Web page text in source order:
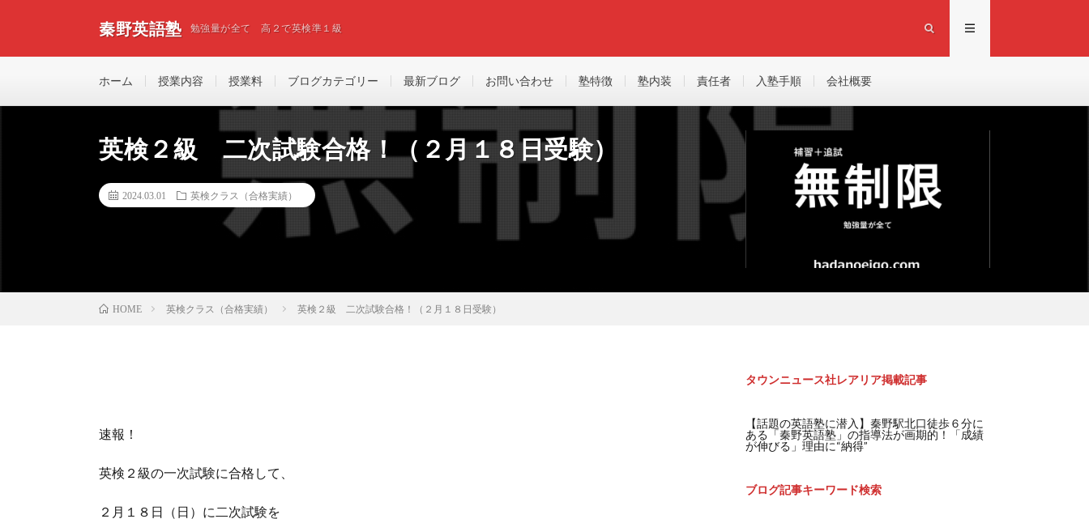
秦野英語塾 勉強量が全て 高２で英検準１級
ホーム 授業内容 授業料 ブログカテゴリー 最新ブログ お問い合わせ 塾特徴 塾内装 責任者 入塾手順 会社概要
英検２級 二次試験合格！（２月１８日受験）
2024.03.01 英検クラス（合格実績）
HOME 英検クラス（合格実績） 英検２級 二次試験合格！（２月１８日受験）
速報！
英検２級の一次試験に合格して、
２月１８日（日）に二次試験を
タウンニュース社レアリア掲載記事
【話題の英語塾に潜入】秦野駅北口徒歩６分に
ある「秦野英語塾」の指導法が画期的！「成績
が伸びる」理由に“納得”
ブログ記事キーワード検索